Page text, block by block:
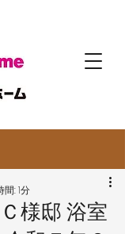
様邸 浴室
間: 1分